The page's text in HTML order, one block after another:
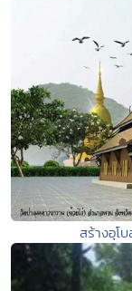
สร้างอุโ